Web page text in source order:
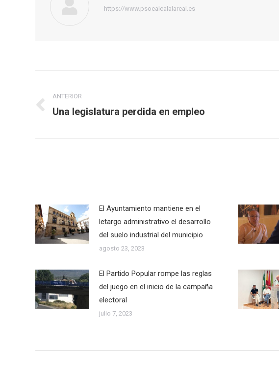
https://www.psoealcalalareal.es
entre
ANTERIOR
Publicación
Una legislatura perdida en empleo
El Ayuntamiento mantiene en el
letargo administrativo el desarrollo
del suelo industrial del municipio
agosto 23, 2023
El Partido Popular rompe las reglas
del juego en el inicio de la campaña
electoral
julio 7, 2023